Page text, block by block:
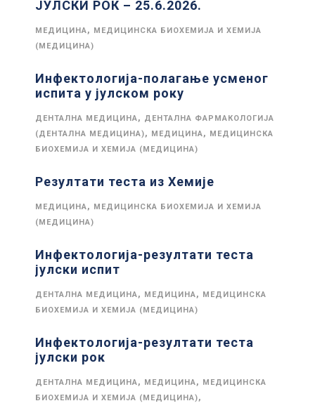
ЈУЛСКИ РОК – 25.6.2026.
МЕДИЦИНА, МЕДИЦИНСКА БИОХЕМИЈА И ХЕМИЈА
(МЕДИЦИНА)
Инфектологија-полагање усменог
испита у јулском року
ДЕНТАЛНА МЕДИЦИНА, ДЕНТАЛНА ФАРМАКОЛОГИЈА
(ДЕНТАЛНА МЕДИЦИНА), МЕДИЦИНА, МЕДИЦИНСКА
БИОХЕМИЈА И ХЕМИЈА (МЕДИЦИНА)
Резултати теста из Хемије
МЕДИЦИНА, МЕДИЦИНСКА БИОХЕМИЈА И ХЕМИЈА
(МЕДИЦИНА)
Инфектологија-резултати теста
јулски испит
ДЕНТАЛНА МЕДИЦИНА, МЕДИЦИНА, МЕДИЦИНСКА
БИОХЕМИЈА И ХЕМИЈА (МЕДИЦИНА)
Инфектологија-резултати теста
јулски рок
ДЕНТАЛНА МЕДИЦИНА, МЕДИЦИНА, МЕДИЦИНСКА
БИОХЕМИЈА И ХЕМИЈА (МЕДИЦИНА),